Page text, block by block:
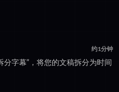
约1分钟
分字幕”，将您的文稿拆分为时间